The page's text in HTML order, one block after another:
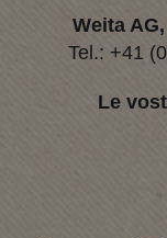
Weita
Tel.: +41
Le